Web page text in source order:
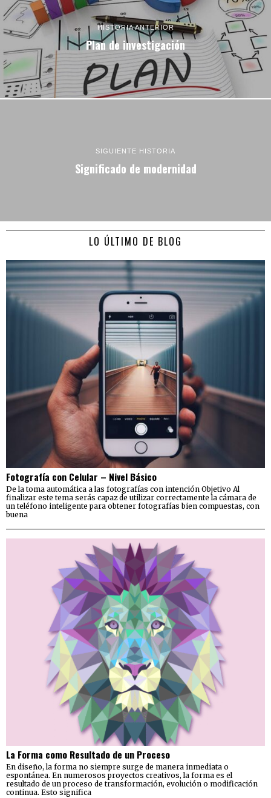
HISTORIA ANTERIOR
Plan de investigación
SIGUIENTE HISTORIA
Significado de modernidad
LO ÚLTIMO DE BLOG
Fotografía con Celular – Nivel Básico
De la toma automática a las fotografías con intención Objetivo Al
finalizar este tema serás capaz de utilizar correctamente la cámara de
un teléfono inteligente para obtener fotografías bien compuestas, con
buena
La Forma como Resultado de un Proceso
En diseño, la forma no siempre surge de manera inmediata o
espontánea. En numerosos proyectos creativos, la forma es el
resultado de un proceso de transformación, evolución o modificación
continua. Esto significa